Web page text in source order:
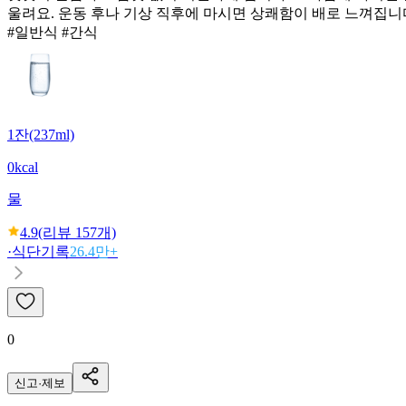
울려요. 운동 후나 기상 직후에 마시면 상쾌함이 배로 느껴집니
#일반식 #간식
1잔(237ml)
0kcal
물
4.9(리뷰 157개)
·식단기록26.4만+
0
신고·제보